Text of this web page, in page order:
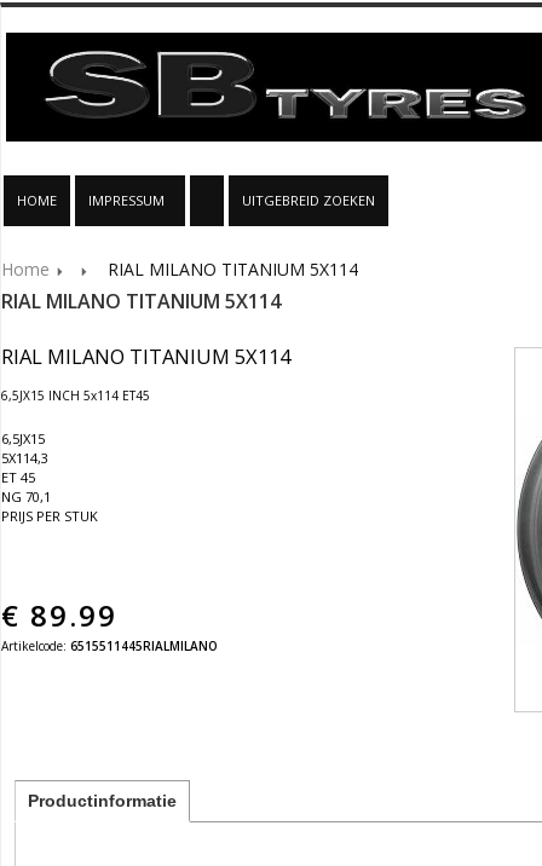
HOME IMPRESSUM UITGEBREID ZOEKEN
Home RIAL MILANO TITANIUM 5X114
RIAL MILANO TITANIUM 5X114
RIAL MILANO TITANIUM 5X114
6,5JX15 INCH 5x114 ET45
6,5JX15
5X114,3
ET 45
NG 70,1
PRIJS PER STUK
€ 89.99
Artikelcode: 6515511445RIALMILANO
Productinformatie